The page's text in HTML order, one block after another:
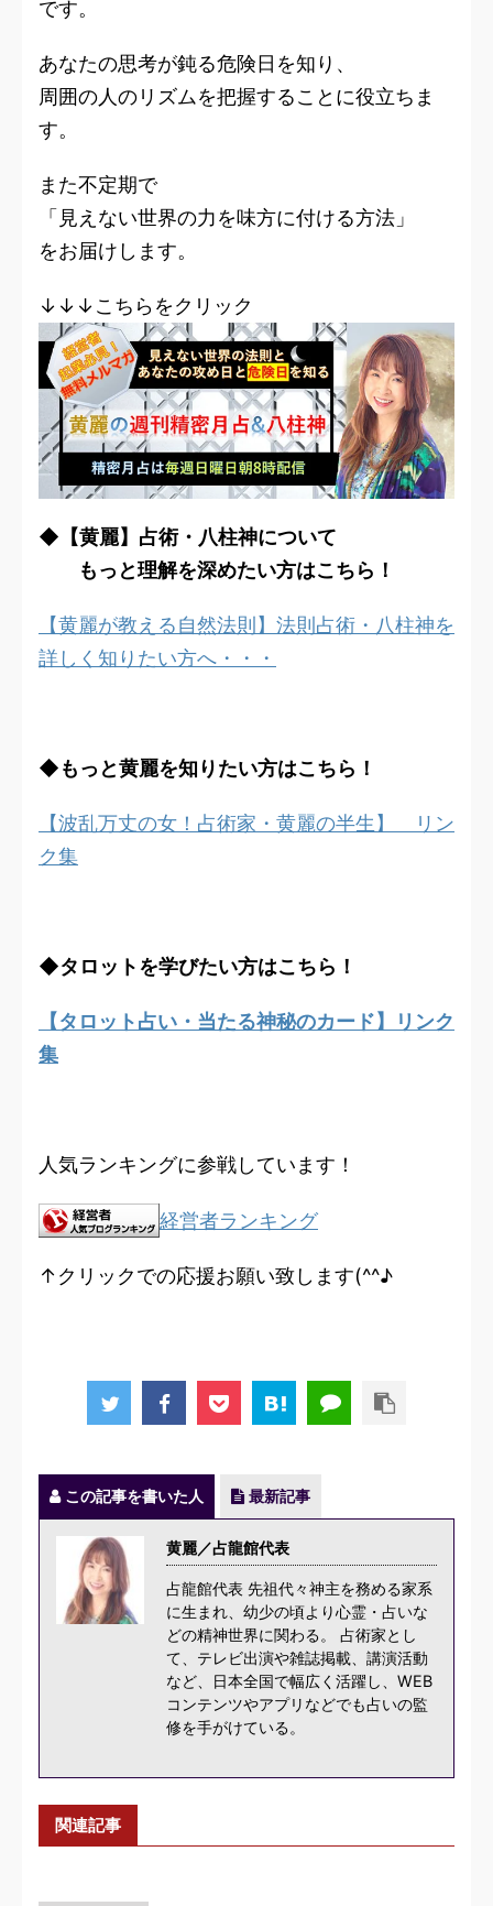
です。
あなたの思考が鈍る危険日を知り、
周囲の人のリズムを把握することに役立ちま
す。
また不定期で
「見えない世界の力を味方に付ける方法」
をお届けします。
↓↓↓こちらをクリック
◆【黄麗】占術・八柱神について
もっと理解を深めたい方はこちら！
【黄麗が教える自然法則】法則占術・八柱神を
詳しく知りたい方へ・・・
◆もっと黄麗を知りたい方はこちら！
【波乱万丈の女！占術家・黄麗の半生】 リン
ク集
◆タロットを学びたい方はこちら！
【タロット占い・当たる神秘のカード】リンク
集
人気ランキングに参戦しています！
経営者ランキング
↑クリックでの応援お願い致します(^^♪
この記事を書いた人 最新記事
黄麗／占龍館代表
占龍館代表 先祖代々神主を務める家系
に生まれ、幼少の頃より心霊・占いな
どの精神世界に関わる。 占術家とし
て、テレビ出演や雑誌掲載、講演活動
など、日本全国で幅広く活躍し、WEB
コンテンツやアプリなどでも占いの監
修を手がけている。
関連記事